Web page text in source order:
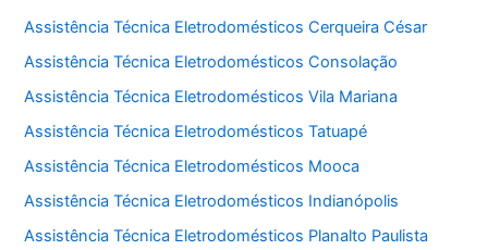
Assistência Técnica Eletrodomésticos Cerqueira César
Assistência Técnica Eletrodomésticos Consolação
Assistência Técnica Eletrodomésticos Vila Mariana
Assistência Técnica Eletrodomésticos Tatuapé
Assistência Técnica Eletrodomésticos Mooca
Assistência Técnica Eletrodomésticos Indianópolis
Assistência Técnica Eletrodomésticos Planalto Paulista